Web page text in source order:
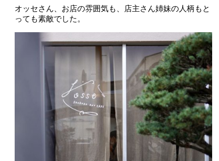
オッセさん、お店の雰囲気も、店主さん姉妹の人柄もと
っても素敵でした。